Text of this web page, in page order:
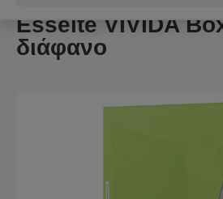
Esselte VIVIDA
διάφανο